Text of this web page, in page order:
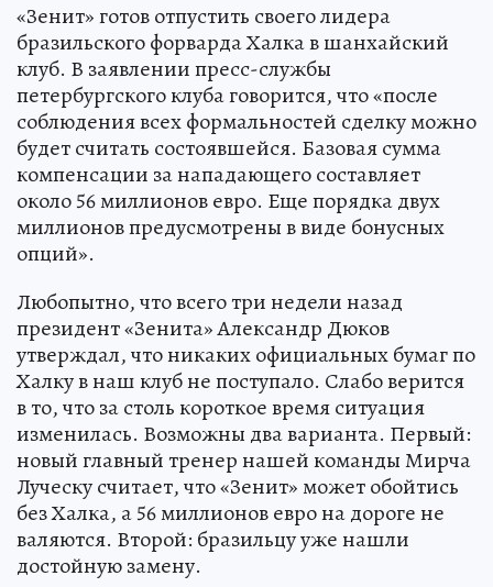
«Зенит» готов отпустить своего лидера
бразильского форварда Халка в шанхайский
клуб. В заявлении пресс-службы
петербургского клуба говорится, что «после
соблюдения всех формальностей сделку можно
будет считать состоявшейся. Базовая сумма
компенсации за нападающего составляет
около 56 миллионов евро. Еще порядка двух
миллионов предусмотрены в виде бонусных
опций».
Любопытно, что всего три недели назад
президент «Зенита» Александр Дюков
утверждал, что никаких официальных бумаг по
Халку в наш клуб не поступало. Слабо верится
в то, что за столь короткое время ситуация
изменилась. Возможны два варианта. Первый:
новый главный тренер нашей команды Мирча
Луческу считает, что «Зенит» может обойтись
без Халка, а 56 миллионов евро на дороге не
валяются. Второй: бразильцу уже нашли
достойную замену.